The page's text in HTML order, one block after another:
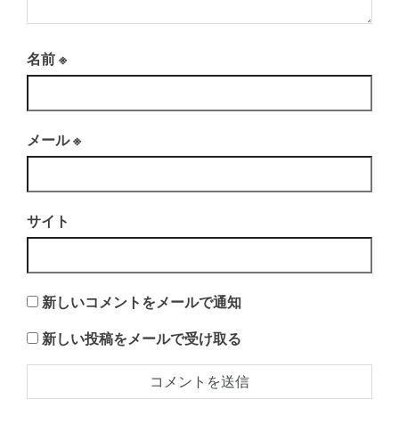
名前※
メール※
サイト
新しいコメントをメールで通知
新しい投稿をメールで受け取る